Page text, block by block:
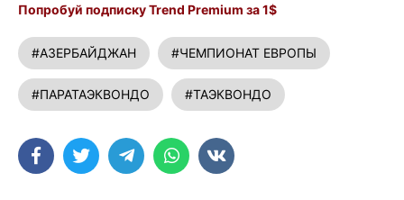
Попробуй подписку Trend Premium за 1$
#АЗЕРБАЙДЖАН #ЧЕМПИОНАТ ЕВРОПЫ
#ПАРАТАЭКВОНДО #ТАЭКВОНДО